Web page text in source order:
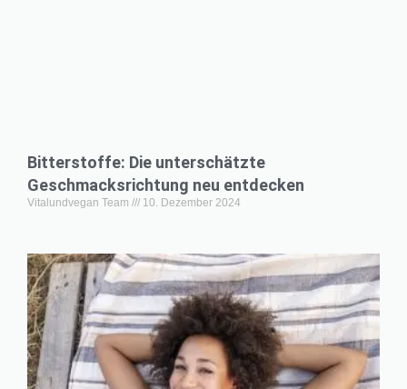
Bitterstoffe: Die unterschätzte
Geschmacksrichtung neu entdecken
Vitalundvegan Team 10. Dezember 2024